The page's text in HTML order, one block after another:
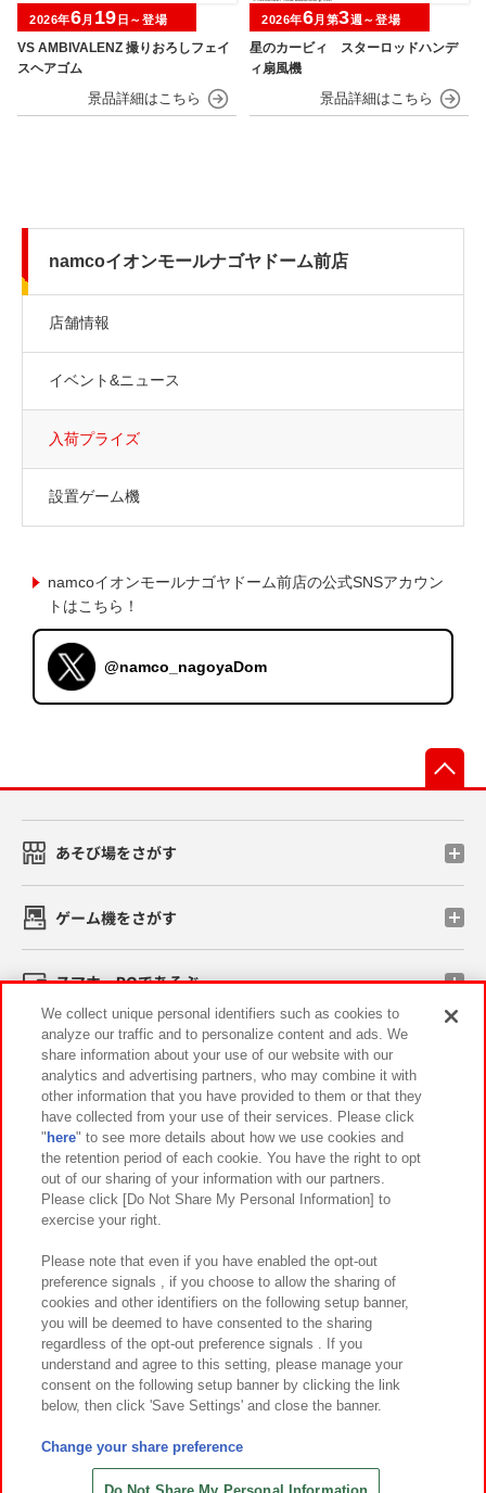
VS AMBIVALENZ 撮りおろしフェイ
スヘアゴム
2026年6月 19 日～登場
星のカービィ スターロッドハンデ
ィ扇風機
2026年6月第3週～登場
namcoイオンモールナゴヤドーム前店
店舗情報
イベント&ニュース
入荷プライズ
設置ゲーム機
namcoイオンモールナゴヤドーム前店の公式SNSアカウン
トはこちら！
@namco_nagoyaDom
あそび場をさがす
ゲーム機をさがす
スマホ・PCであそぶ
イベント・キャンペーン
関連会社 サステナビリティ サイトポリシー
プライバシーポリシー ウェブアクセシビリティ方針と検証結果
お取引先さまとともに
カスタマーハラスメント対応方針 よくあるご質問・お問い合わせ
©Bandai Namco Amusement Inc.
©Bandai Namco Amusement Lab Inc.
©HANAYASHIKI Co., Ltd. All Rights Reserved.
We collect unique personal identifiers such as cookies to
analyze our traffic and to personalize content and ads. We
share information about your use of our website with our
analytics and advertising partners, who may combine it with
other information that you have provided to them or that they
have collected from your use of their services. Please click
" here" to see more details about how we use cookies and
the retention period of each cookie. You have the right to opt
out of our sharing of your information with our partners.
Please click [Do Not Share My Personal Information] to
exercise your right.
Please note that even if you have enabled the opt-out
preference signals , if you choose to allow the sharing of
cookies and other identifiers on the following setup banner,
you will be deemed to have consented to the sharing
regardless of the opt-out preference signals . If you
understand and agree to this setting, please manage your
consent on the following setup banner by clicking the link
below, then click 'Save Settings' and close the banner.
Change your share preference